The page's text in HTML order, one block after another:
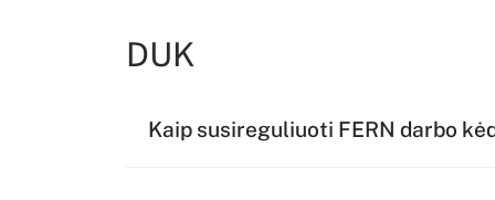
DUK
Kaip susireguliuoti FERN darbo